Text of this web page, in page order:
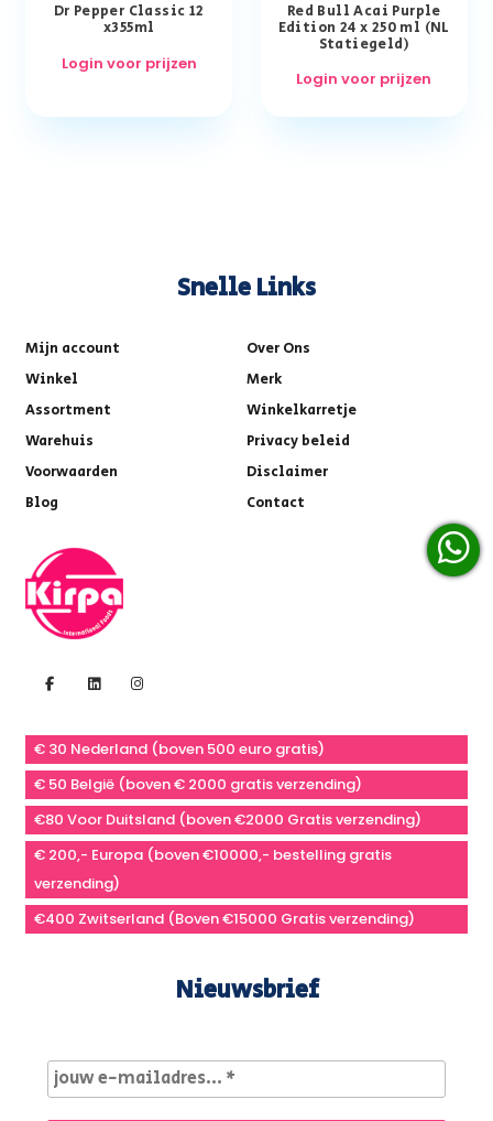
Dr Pepper Classic 12
x355ml
Login voor prijzen
Red Bull Acai Purple
Edition 24 x 250 ml (NL
Statiegeld)
Login voor prijzen
Snelle Links
Mijn account
Over Ons
Winkel
Merk
Assortment
Winkelkarretje
Warehuis
Privacy beleid
Voorwaarden
Disclaimer
Blog
Contact
€ 30 Nederland (boven 500 euro gratis)
€ 50 België (boven € 2000 gratis verzending)
€80 Voor Duitsland (boven €2000 Gratis verzending)
€ 200,- Europa (boven €10000,- bestelling gratis
verzending)
€400 Zwitserland (Boven €15000 Gratis verzending)
Nieuwsbrief